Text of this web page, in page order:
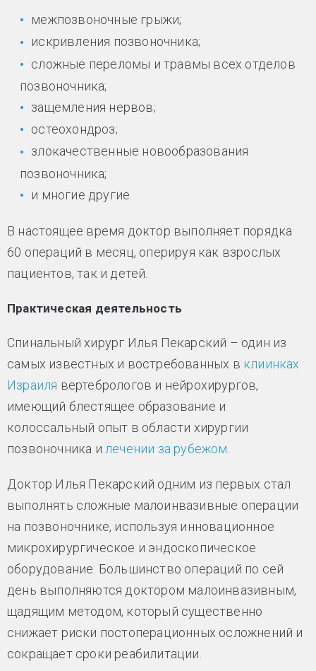
межпозвоночные грыжи;
искривления позвоночника;
сложные переломы и травмы всех отделов
позвоночника;
защемления нервов;
остеохондроз;
злокачественные новообразования
позвоночника;
и многие другие.
В настоящее время доктор выполняет порядка
60 операций в месяц, оперируя как взрослых
пациентов, так и детей.
Практическая деятельность
Спинальный хирург Илья Пекарский – один из
самых известных и востребованных в клиинках
Израиля вертебрологов и нейрохирургов,
имеющий блестящее образование и
колоссальный опыт в области хирургии
позвоночника и лечении за рубежом
Доктор Илья Пекарский одним из первых стал
выполнять сложные малоинвазивные операции
на позвоночнике, используя инновационное
микрохирургическое и эндоскопическое
оборудование. Большинство операций по сей
день выполняются доктором малоинвазивным,
щадящим методом, который существенно
снижает риски постоперационных осложнений и
сокращает сроки реабилитации.